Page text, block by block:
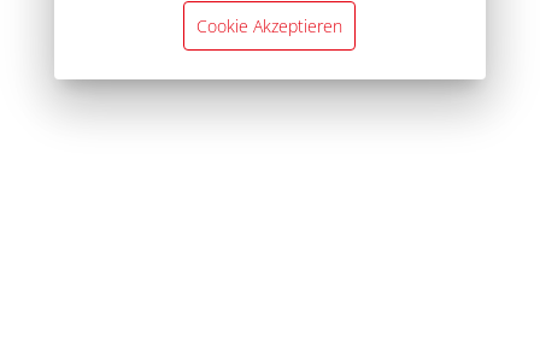
Cookie Akzeptieren